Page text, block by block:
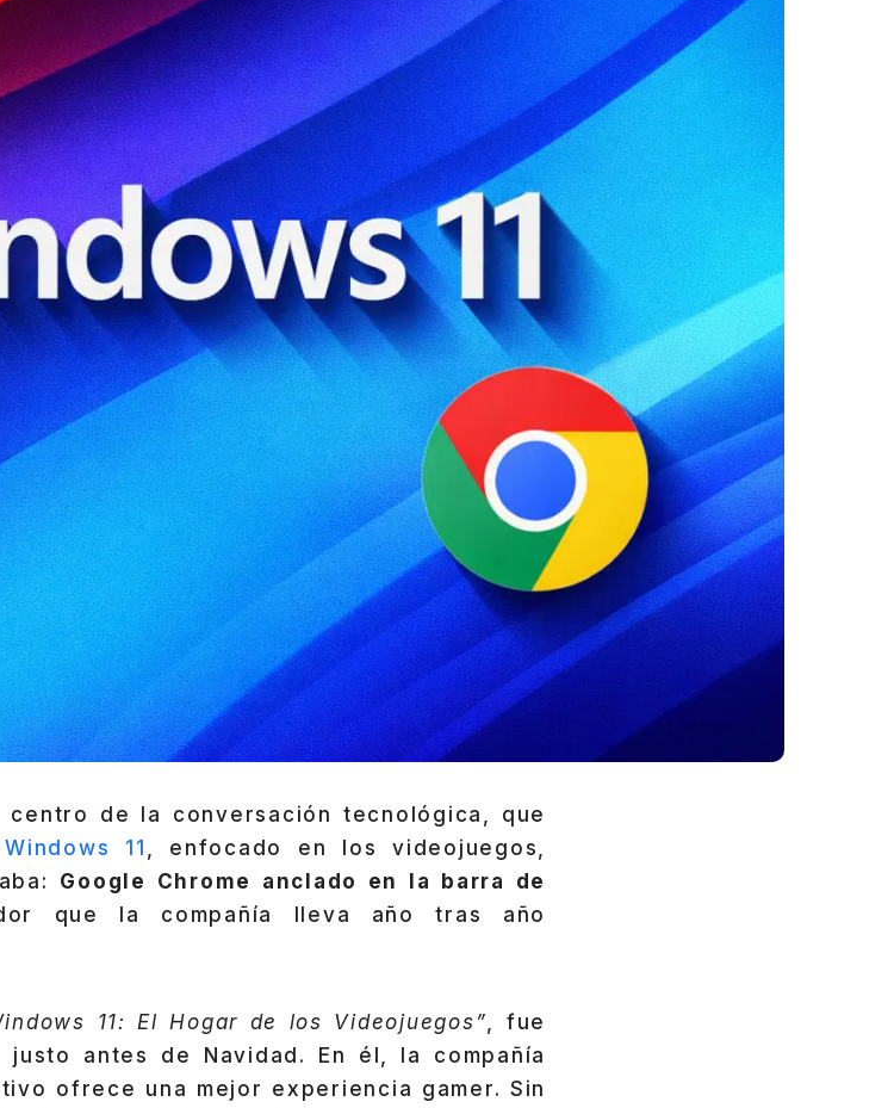
de la conversación tecnológica, que
11 , enfocado en los videojuegos,
Google Chrome anclado en la barra de
que la compañía lleva año tras año
11: El Hogar de los Videojuegos” , fue
antes de Navidad. En él, la compañía
ofrece una mejor experiencia gamer. Sin